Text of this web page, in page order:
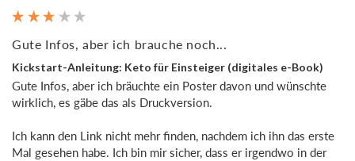
Gute Infos, aber ich brauche noch...
Kickstart-Anleitung: Keto für Einsteiger (digitales e-Book)
Gute Infos, aber ich bräuchte ein Poster davon und wünschte
wirklich, es gäbe das als Druckversion.
Ich kann den Link nicht mehr finden, nachdem ich ihn das erste
Mal gesehen habe. Ich bin mir sicher, dass er irgendwo in der